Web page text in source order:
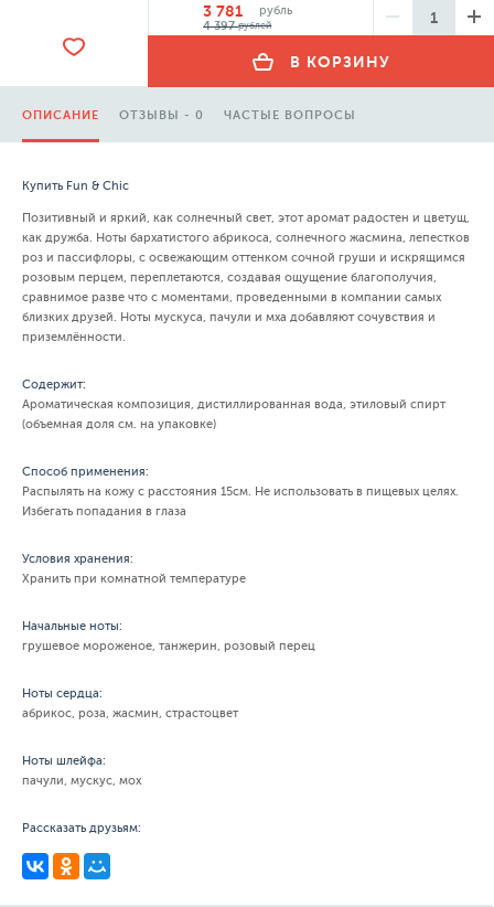
3 781
рубль
4 397рублей
В КОРЗИНУ
ОПИСАНИЕ ОТЗЫВЫ - 0 ЧАСТЫЕ ВОПРОСЫ
Купить Fun & Chic
Позитивный и яркий, как солнечный свет, этот аромат радостен и цветущ,
как дружба. Ноты бархатистого абрикоса, солнечного жасмина, лепестков
роз и пассифлоры, с освежающим оттенком сочной груши и искрящимся
розовым перцем, переплетаются, создавая ощущение благополучия,
сравнимое разве что с моментами, проведенными в компании самых
близких друзей. Ноты мускуса, пачули и мха добавляют сочувствия и
приземлённости.
Содержит:
Ароматическая композиция, дистиллированная вода, этиловый спирт
(объемная доля см. на упаковке)
Способ применения:
Распылять на кожу с расстояния 15см. Не использовать в пищевых целях.
Избегать попадания в глаза
Условия хранения:
Хранить при комнатной температуре
Начальные ноты:
грушевое мороженое, танжерин, розовый перец
Ноты сердца:
абрикос, роза, жасмин, страстоцвет
Ноты шлейфа:
пачули, мускус, мох
Рассказать друзьям: